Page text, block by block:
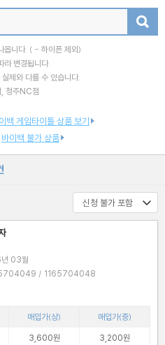
옵니다. ( - 하이픈 제외)
라 변경됩니다.
제와 다를 수 있습니다.
, 청주NC점
백 게임타이틀 상품 보기
바이백 불가 상품
03월
ISBN : 9791165704049 / 1165704048
매입가(상)
매입가(중)
3,600원 3,200원